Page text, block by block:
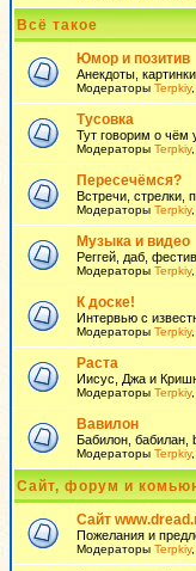
Всё такое
Юмор и позитив
Анекдоты,
Модераторы Terpkiy,
Тусовка
Тут говорим о чём
Модераторы Terpkiy,
Пересечёмся?
Встречи, стрелки,
Модераторы Terpkiy,
Музыка и видео
Реггей, даб,
Модераторы Terpkiy,
К доске!
Интервью с
Модераторы Terpkiy,
Раста
Иисус, Джа и
Модераторы Terpkiy,
Вавилон
Бабилон, бабилан,
Модераторы Terpkiy,
Сайт, форум и
Сайт
Пожелания и
Модераторы Terpkiy,